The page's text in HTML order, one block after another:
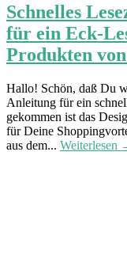
Schnelles
für ein Eck-
Produkten
Hallo! Schön, daß Du
Anleitung für ein
gekommen ist das
für Deine
aus dem... Weiterlesen